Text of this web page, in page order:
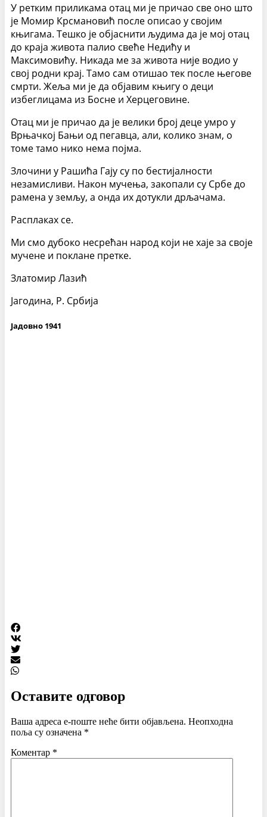
У ретким приликама отац ми је причао све оно што
је Момир Крсмановић после описао у својим
књигама. Тешко је објаснити људима да је мој отац
до краја живота палио свеће Недићу и
Максимовићу. Никада ме за живота није водио у
свој родни крај. Тамо сам отишао тек после његове
смрти. Жеља ми је да објавим књигу о деци
избеглицама из Босне и Херцеговине.
Отац ми је причао да је велики број деце умро у
Врњачкој Бањи од пегавца, али, колико знам, о
томе тамо нико нема појма.
Злочини у Рашића Гају су по бестијалности
незамисливи. Након мучења, закопали су Србе до
рамена у земљу, а онда их дотукли дрљачама.
Расплаках се.
Ми смо дубоко несрећан народ који не хаје за своје
мучене и поклане претке.
Златомир Лазић
Јагодина, Р. Србија
Јадовно 1941
Оставите одговор
Ваша адреса е-поште неће бити објављена. Неопходна
поља су означена *
Коментар *